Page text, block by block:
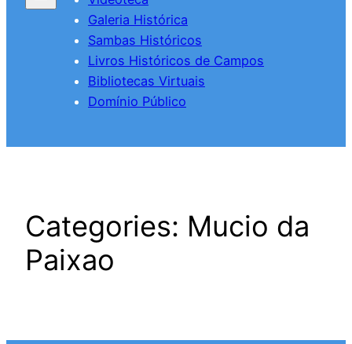
Galeria Histórica
Sambas Históricos
Livros Históricos de Campos
Bibliotecas Virtuais
Domínio Público
Categories: Mucio da
Paixao